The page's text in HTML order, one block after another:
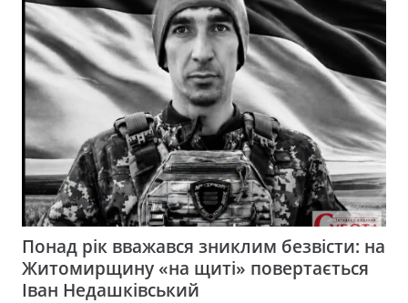
Понад рік вважався зниклим безвісти: на
Житомирщину «на щиті» повертається
Іван Недашківський